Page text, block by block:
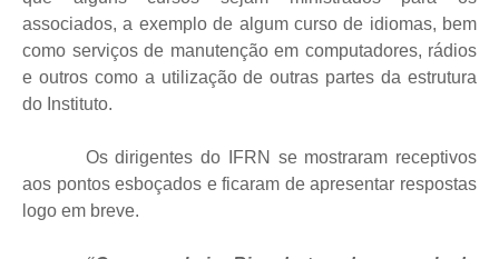
associados, a exemplo de algum curso de idiomas, bem
como serviços de manutenção em computadores, rádios
e outros como a utilização de outras partes da estrutura
do Instituto.
Os dirigentes do IFRN se mostraram receptivos
aos pontos esboçados e ficaram de apresentar respostas
logo em breve.